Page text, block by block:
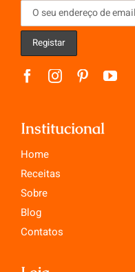
Institucional
Home
Receitas
Sobre
Blog
Contatos